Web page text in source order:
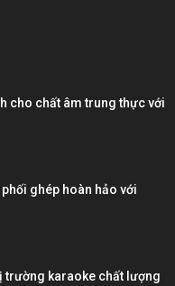
cho chất âm trung thực với
ghép hoàn hảo với
trường karaoke chất lượng